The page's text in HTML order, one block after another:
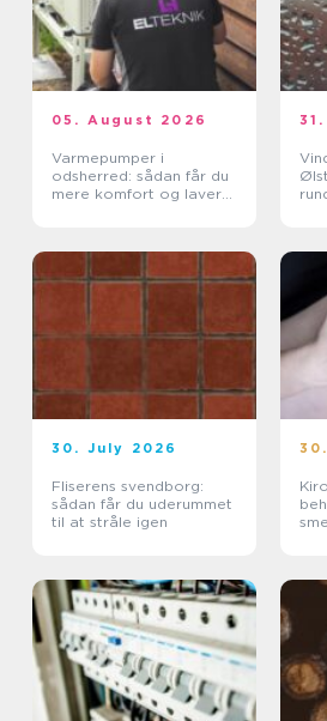
05. August 2026
Varmepumper i
odsherred: sådan får du
mere komfort og lavere
30. July 2026
Fliserens svendborg:
sådan får du uderummet
til at stråle igen